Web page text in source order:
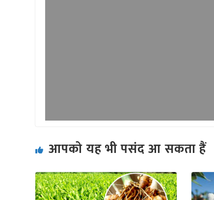
आपको यह भी पसंद आ सकता हैं